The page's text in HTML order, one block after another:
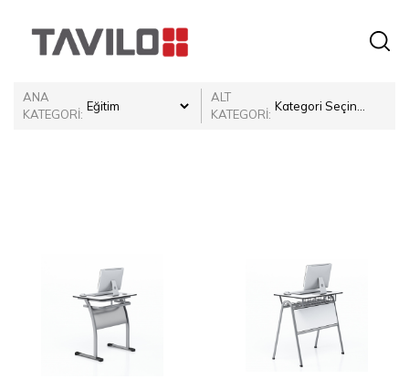
ANA
KATEGORİ:
ALT
KATEGORİ: